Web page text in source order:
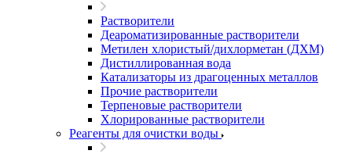
Растворители
Деароматизированные растворители
Метилен хлористый/дихлорметан (ДХМ)
Дистиллированная вода
Катализаторы из драгоценных металлов
Прочие растворители
Терпеновые растворители
Хлорированные растворители
Реагенты для очистки воды